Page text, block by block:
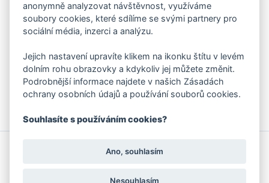
Aplikace Mobilní rozhlas
Chcete dostávat do svého mobilu či mailu upozornění na
ankety, pozvánky na kulturní a sportovní akce?
Více informací o aplikaci
Ochrana osobních údajů
anonymně analyzovat návštěvnost, využíváme
soubory cookies, které sdílíme se svými partnery pro
sociální média, inzerci a analýzu.
Jejich nastavení upravíte klikem na ikonku štítu v levém
dolním rohu obrazovky a kdykoliv jej můžete změnit.
Podrobnější informace najdete v našich Zásadách
ochrany osobních údajů a používání souborů cookies.
Souhlasíte s používáním cookies?
Ano, souhlasím
Nesouhlasím